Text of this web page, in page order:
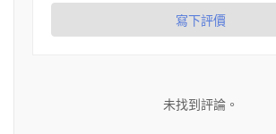
寫下評價
未找到評論。